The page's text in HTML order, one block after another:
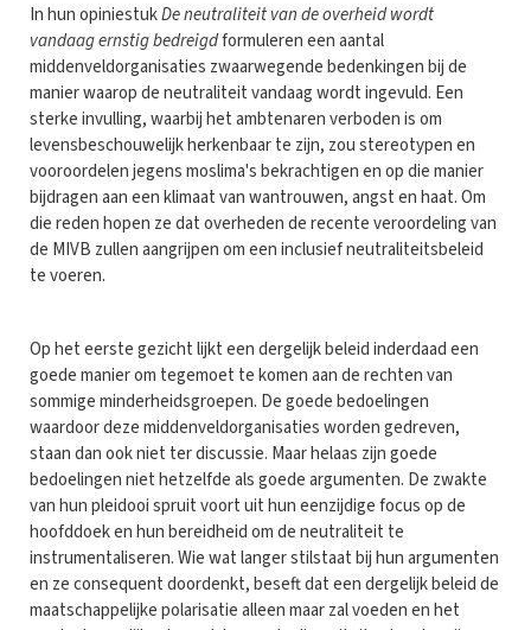
In hun opiniestukDe neutraliteit van de overheid wordt
vandaag ernstig bedreigdformuleren een aantal
middenveldorganisaties zwaarwegende bedenkingen bij de
manier waarop de neutraliteit vandaag wordt ingevuld. Een
sterke invulling, waarbij het ambtenaren verboden is om
levensbeschouwelijk herkenbaar te zijn, zou stereotypen en
vooroordelen jegens moslima's bekrachtigen en op die manier
bijdragen aan een klimaat van wantrouwen, angst en haat. Om
die reden hopen ze dat overheden de recente veroordeling van
de MIVB zullen aangrijpen om een inclusief neutraliteitsbeleid
te voeren.
Op het eerste gezicht lijkt een dergelijk beleid inderdaad een
goede manier om tegemoet te komen aan de rechten van
sommige minderheidsgroepen. De goede bedoelingen
waardoor deze middenveldorganisaties worden gedreven,
staan dan ook niet ter discussie. Maar helaas zijn goede
bedoelingen niet hetzelfde als goede argumenten. De zwakte
van hun pleidooi spruit voort uit hun eenzijdige focus op de
hoofddoek en hun bereidheid om de neutraliteit te
instrumentaliseren. Wie wat langer stilstaat bij hun argumenten
en ze consequent doordenkt, beseft dat een dergelijk beleid de
maatschappelijke polarisatie alleen maar zal voeden en het